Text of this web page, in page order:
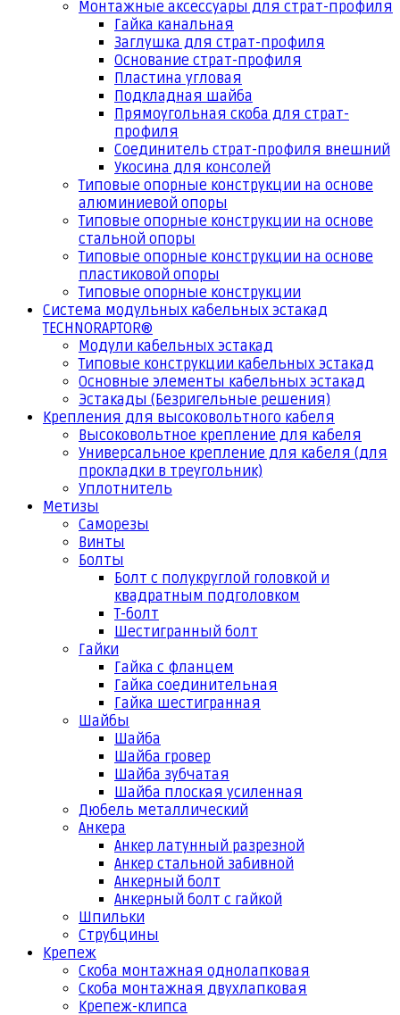
Монтажные аксессуары для страт-профиля
Гайка канальная
Заглушка для страт-профиля
Основание страт-профиля
Пластина угловая
Подкладная шайба
Прямоугольная скоба для страт-
профиля
Соединитель страт-профиля внешний
Укосина для консолей
Типовые опорные конструкции на основе
алюминиевой опоры
Типовые опорные конструкции на основе
стальной опоры
Типовые опорные конструкции на основе
пластиковой опоры
Типовые опорные конструкции
Система модульных кабельных эстакад
TECHNORAPTOR®
Модули кабельных эстакад
Типовые конструкции кабельных эстакад
Основные элементы кабельных эстакад
Эстакады (Безригельные решения)
Крепления для высоковольтного кабеля
Высоковольтное крепление для кабеля
Универсальное крепление для кабеля (для
прокладки в треугольник)
Уплотнитель
Метизы
Саморезы
Винты
Болты
Болт с полукруглой головкой и
квадратным подголовком
Т-болт
Шестигранный болт
Гайки
Гайка с фланцем
Гайка соединительная
Гайка шестигранная
Шайбы
Шайба
Шайба гровер
Шайба зубчатая
Шайба плоская усиленная
Дюбель металлический
Анкера
Анкер латунный разрезной
Анкер стальной забивной
Анкерный болт
Анкерный болт с гайкой
Шпильки
Струбцины
Крепеж
Скоба монтажная однолапковая
Скоба монтажная двухлапковая
Крепеж-клипса